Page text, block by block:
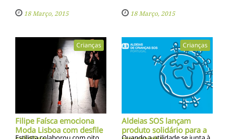
pretende alargar a base de
doadores mensais para a
18 Março, 2015
convida os alunos e
professores a vestirem-se a
18 Março, 2015
Crianças
Filipe Faísca emociona
Moda Lisboa com desfile
Crianças
Aldeias SOS lançam
produto solidário para a